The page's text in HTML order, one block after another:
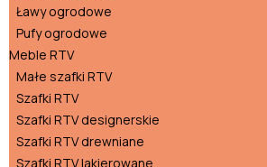
Ławy ogrodowe
Pufy ogrodowe
Meble RTV
Małe szafki RTV
Szafki RTV
Szafki RTV designerskie
Szafki RTV drewniane
Szafki RTV lakierowane